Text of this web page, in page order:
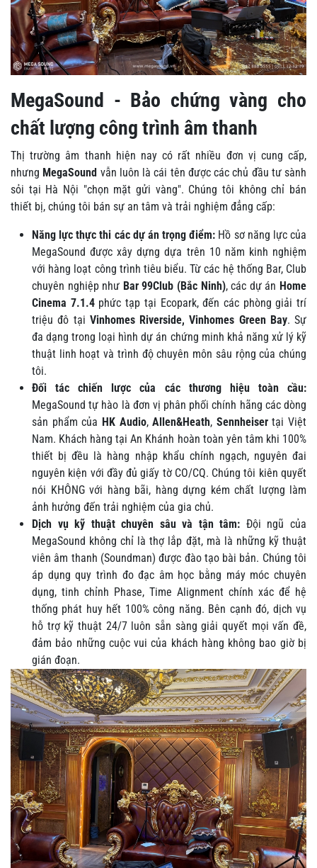
MegaSound - Bảo chứng vàng cho
chất lượng công trình âm thanh
Thị trường âm thanh hiện nay có rất nhiều đơn vị cung cấp,
nhưng MegaSound vẫn luôn là cái tên được các chủ đầu tư sành
sỏi tại Hà Nội "chọn mặt gửi vàng". Chúng tôi không chỉ bán
thiết bị, chúng tôi bán sự an tâm và trải nghiệm đẳng cấp:
Năng lực thực thi các dự án trọng điểm: Hồ sơ năng lực của
MegaSound được xây dựng dựa trên 10 năm kinh nghiệm
với hàng loạt công trình tiêu biểu. Từ các hệ thống Bar, Club
chuyên nghiệp như Bar 99Club (Bắc Ninh), các dự án Home
Cinema 7.1.4phức tạp tại Ecopark, đến các phòng giải trí
triệu đô tại Vinhomes Riverside, Vinhomes Green Bay. Sự
đa dạng trong loại hình dự án chứng minh khả năng xử lý kỹ
thuật linh hoạt và trình độ chuyên môn sâu rộng của chúng
tôi.
Đối tác chiến lược của các thương hiệu toàn cầu:
MegaSound tự hào là đơn vị phân phối chính hãng các dòng
sản phẩm của HK Audio,Allen&Heath, Sennheisertại Việt
Nam. Khách hàng tại An Khánh hoàn toàn yên tâm khi 100%
thiết bị đều là hàng nhập khẩu chính ngạch, nguyên đai
nguyên kiện với đầy đủ giấy tờ CO/CQ. Chúng tôi kiên quyết
nói KHÔNG với hàng bãi, hàng dựng kém chất lượng làm
ảnh hưởng đến trải nghiệm của gia chủ.
Dịch vụ kỹ thuật chuyên sâu và tận tâm: Đội ngũ của
MegaSound không chỉ là thợ lắp đặt, mà là những kỹ thuật
viên âm thanh (Soundman) được đào tạo bài bản. Chúng tôi
áp dụng quy trình đo đạc âm học bằng máy móc chuyên
dụng, tinh chỉnh Phase, Time Alignment chính xác để hệ
thống phát huy hết 100% công năng. Bên cạnh đó, dịch vụ
hỗ trợ kỹ thuật 24/7 luôn sẵn sàng giải quyết mọi vấn đề,
đảm bảo những cuộc vui của khách hàng không bao giờ bị
gián đoạn.